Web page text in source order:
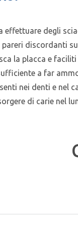
effettuare degli
discordanti
la placca e
a far
nei denti e nel
di carie nel